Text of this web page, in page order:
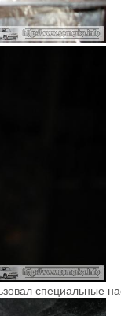
специальные